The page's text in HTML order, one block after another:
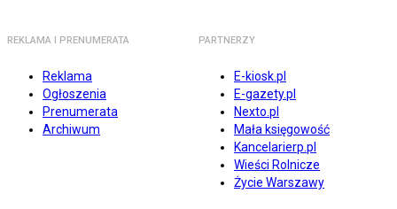
REKLAMA I PRENUMERATA
Reklama
Ogłoszenia
Prenumerata
Archiwum
PARTNERZY
E-kiosk.pl
E-gazety.pl
Nexto.pl
Mała księgowość
Kancelarierp.pl
Wieści Rolnicze
Życie Warszawy